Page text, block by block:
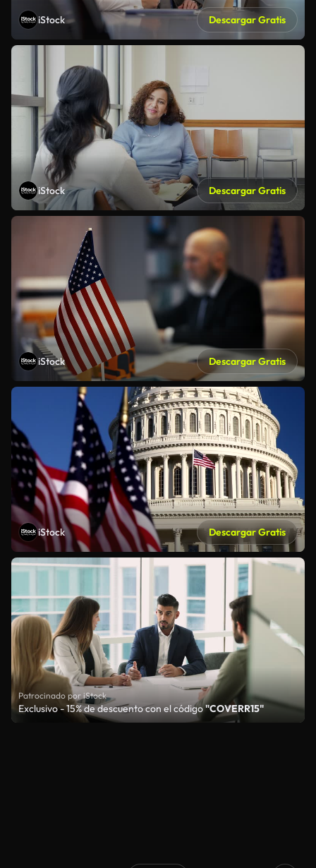
iStock Descargar Gratis
iStock Descargar Gratis
iStock Descargar Gratis
iStock Descargar Gratis
Patrocinado por iStock
Exclusivo - 15% de descuento con el código"COVERR15"